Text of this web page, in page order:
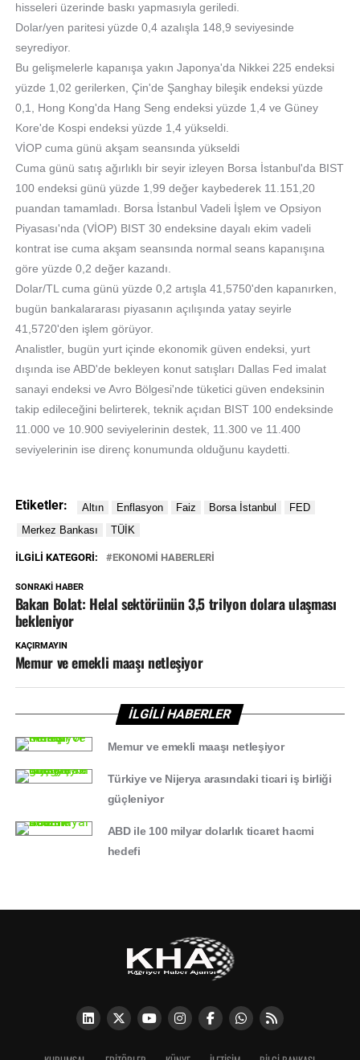
hisseleri üzerinde baskı yapmasıyla geriledi.
Dolar/yen paritesi yüzde 0,4 azalışla 148,9 seviyesinde
seyrediyor.
Bu gelişmelerle kapanışa yakın Japonya'da Nikkei 225 endeksi
yüzde 1,02 gerilerken, Çin'de Şanghay bileşik endeksi yüzde
0,1, Hong Kong'da Hang Seng endeksi yüzde 1,4 ve Güney
Kore'de Kospi endeksi yüzde 1,4 yükseldi.
VİOP cuma günü akşam seansında yükseldi
Cuma günü satış ağırlıklı bir seyir izleyen Borsa İstanbul'da BIST
100 endeksi günü yüzde 1,99 değer kaybederek 11.151,20
puandan tamamladı. Borsa İstanbul Vadeli İşlem ve Opsiyon
Piyasası'nda (VİOP) BIST 30 endeksine dayalı ekim vadeli
kontrat ise cuma akşam seansında normal seans kapanışına
göre yüzde 0,2 değer kazandı.
Dolar/TL cuma günü yüzde 0,2 artışla 41,5750'den kapanırken,
bugün bankalararası piyasanın açılışında yatay seyirle
41,5720'den işlem görüyor.
Analistler, bugün yurt içinde ekonomik güven endeksi, yurt
dışında ise ABD'de bekleyen konut satışları Dallas Fed imalat
sanayi endeksi ve Avro Bölgesi'nde tüketici güven endeksinin
takip edileceğini belirterek, teknik açıdan BIST 100 endeksinde
11.000 ve 10.900 seviyelerinin destek, 11.300 ve 11.400
seviyelerinin ise direnç konumunda olduğunu kaydetti.
Etiketler:
İLGILI KATEGORI: EKONOMİ HABERLERİ
SONRAKI HABER
Bakan Bolat: Helal sektörünün 3,5 trilyon dolara ulaşması
bekleniyor
KAÇIRMAYIN
Memur ve emekli maaşı netleşiyor
İLGİLİ HABERLER
Memur ve emekli maaşı netleşiyor
Türkiye ve Nijerya arasındaki ticari iş birliği
güçleniyor
ABD ile 100 milyar dolarlık ticaret hacmi
hedefi